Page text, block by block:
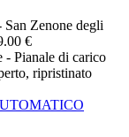
San Zenone degli
€
Pianale di carico
ripristinato